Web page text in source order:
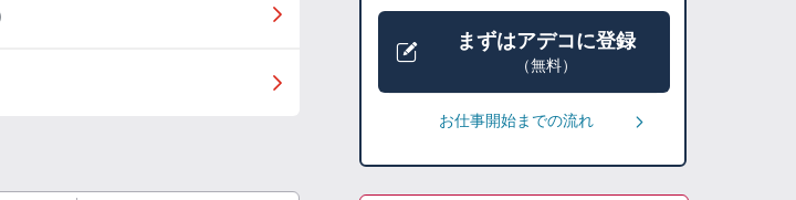
まずはアデコに登録
（無料）
お仕事開始までの流れ